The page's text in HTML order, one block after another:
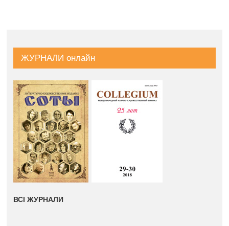
ЖУРНАЛИ онлайн
ВСІ ЖУРНАЛИ